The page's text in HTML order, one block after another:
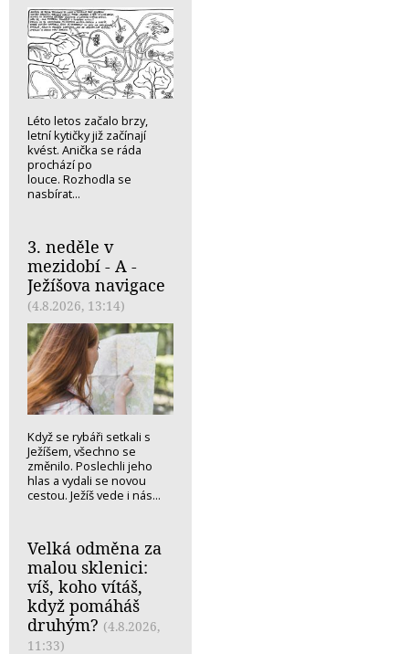
Léto letos začalo brzy,
letní kytičky již začínají
kvést. Anička se ráda
prochází po
louce. Rozhodla se
nasbírat...
3. neděle v
mezidobí - A -
Ježíšova navigace
(4.8.2026, 13:14)
Když se rybáři setkali s
Ježíšem, všechno se
změnilo. Poslechli jeho
hlas a vydali se novou
cestou. Ježíš vede i nás...
Velká odměna za
malou sklenici:
víš, koho vítáš,
když pomáháš
druhým? (4.8.2026,
11:33)